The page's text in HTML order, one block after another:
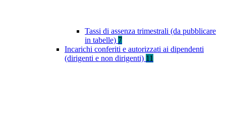
Tassi di assenza trimestrali (da pubblicare
in tabelle) 7
Incarichi conferiti e autorizzati ai dipendenti
(dirigenti e non dirigenti) 11